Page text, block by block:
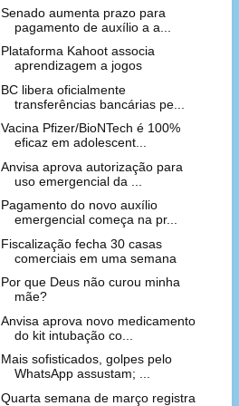
Senado aumenta prazo para
pagamento de auxílio a a...
Plataforma Kahoot associa
aprendizagem a jogos
BC libera oficialmente
transferências bancárias pe...
Vacina Pfizer/BioNTech é 100%
eficaz em adolescent...
Anvisa aprova autorização para
uso emergencial da ...
Pagamento do novo auxílio
emergencial começa na pr...
Fiscalização fecha 30 casas
comerciais em uma semana
Por que Deus não curou minha
mãe?
Anvisa aprova novo medicamento
do kit intubação co...
Mais sofisticados, golpes pelo
WhatsApp assustam; ...
Quarta semana de março registra